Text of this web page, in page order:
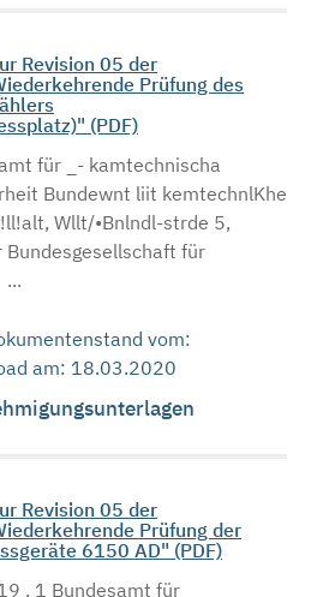
Revision 05 der
Prüfung des
(PDF)
für _- kamtechnischa
Bundewnt liit kemtechnlKhe
Wllt/•Bnlndl-strde 5,
für
...
vom:
am: 18.03.2020
Revision 05 der
Prüfung der
6150 AD" (PDF)
. 1 Bundesamt für